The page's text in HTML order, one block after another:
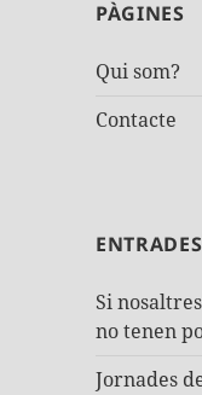
PÀGINES
Qui som?
Contacte
Si
no tenen
Jornades